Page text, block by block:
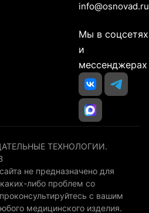
info@osnovad.ru
Мы в соцсетях
и
мессенджерах
ТЕХНОЛОГИИ.
не предназначено для
либо проблем со
с вашим
медицинского изделия.